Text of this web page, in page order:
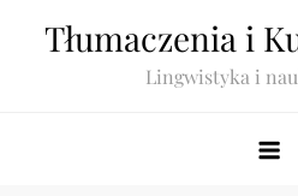
Tłumaczenia i
Lingwistyka i